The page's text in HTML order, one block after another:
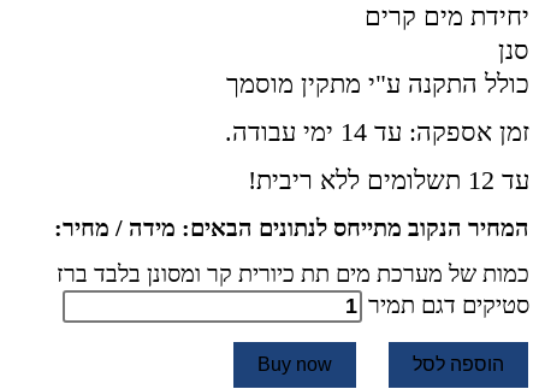
יחידת מים קרים
סנן
כולל התקנה ע"י מתקין מוסמך
זמן אספקה: עד 14 ימי עבודה.
עד 12 תשלומים ללא ריבית!
המחיר הנקוב מתייחס לנתונים הבאים: מידה / מחיר:
כמות של מערכת מים תת כיורית קר ומסונן בלבד ברז
סטיקים דגם תמיר
הוספה לסל Buy now